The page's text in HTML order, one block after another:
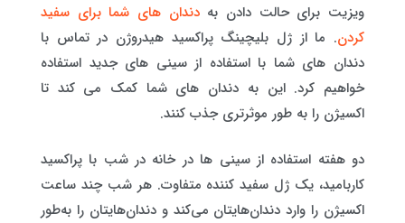
ویزیت برای حالت دادن به دندان های شما برای سفید
کردن. ما از ژل بلیچینگ پراکسید هیدروژن در تماس با
دندان های شما با استفاده از سینی های جدید استفاده
خواهیم کرد. این به دندان های شما کمک می کند تا
اکسیژن را به طور موثرتری جذب کنند.
دو هفته استفاده از سینی ها در خانه در شب با پراکسید
کاربامید، یک ژل سفید کننده متفاوت. هر شب چند ساعت
اکسیژن را وارد دندان‌هایتان می‌کند و دندان‌هایتان را به‌طور